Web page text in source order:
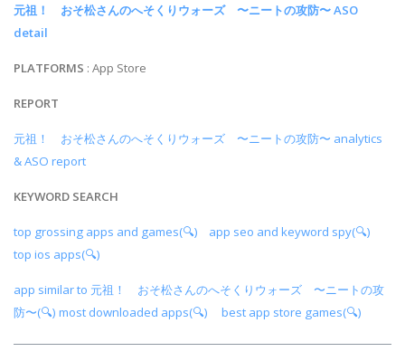
元祖！ おそ松さんのへそくりウォーズ 〜ニートの攻防〜 ASO
detail
PLATFORMS : App Store
REPORT
元祖！ おそ松さんのへそくりウォーズ 〜ニートの攻防〜 analytics
& ASO report
KEYWORD SEARCH
top grossing apps and games(🔍)
app seo and keyword spy(🔍)
top ios apps(🔍)
app similar to 元祖！ おそ松さんのへそくりウォーズ 〜ニートの攻
防〜(🔍) most downloaded apps(🔍) best app store games(🔍)